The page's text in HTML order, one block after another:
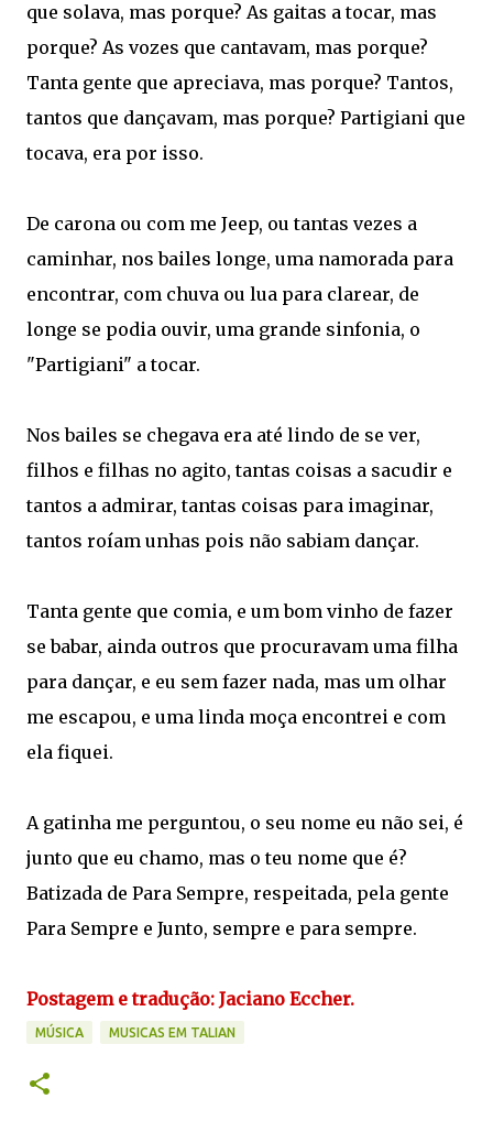
que solava, mas porque? As gaitas a tocar, mas
porque? As vozes que cantavam, mas porque?
Tanta gente que apreciava, mas porque? Tantos,
tantos que dançavam, mas porque? Partigiani que
tocava, era por isso.
De carona ou com me Jeep, ou tantas vezes a
caminhar, nos bailes longe, uma namorada para
encontrar, com chuva ou lua para clarear, de
longe se podia ouvir, uma grande sinfonia, o
"Partigiani" a tocar.
Nos bailes se chegava era até lindo de se ver,
filhos e filhas no agito, tantas coisas a sacudir e
tantos a admirar, tantas coisas para imaginar,
tantos roíam unhas pois não sabiam dançar.
Tanta gente que comia, e um bom vinho de fazer
se babar, ainda outros que procuravam uma filha
para dançar, e eu sem fazer nada, mas um olhar
me escapou, e uma linda moça encontrei e com
ela fiquei.
A gatinha me perguntou, o seu nome eu não sei, é
junto que eu chamo, mas o teu nome que é?
Batizada de Para Sempre, respeitada, pela gente
Para Sempre e Junto, sempre e para sempre.
Postagem e tradução: Jaciano Eccher.
MÚSICA MUSICAS EM TALIAN